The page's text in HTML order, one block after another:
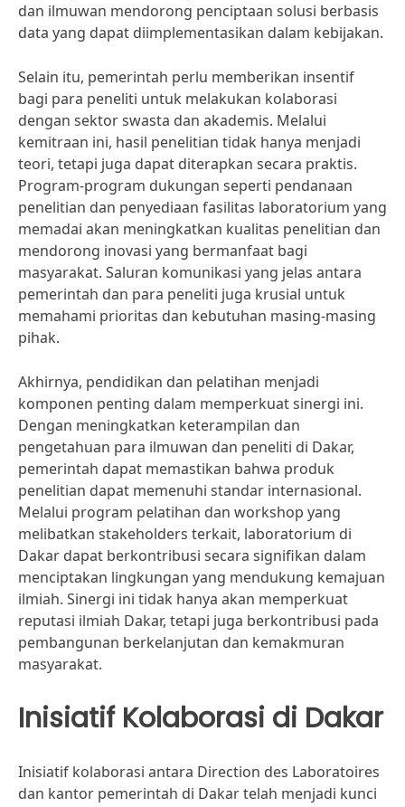
dan ilmuwan mendorong penciptaan solusi berbasis
data yang dapat diimplementasikan dalam kebijakan.
Selain itu, pemerintah perlu memberikan insentif
bagi para peneliti untuk melakukan kolaborasi
dengan sektor swasta dan akademis. Melalui
kemitraan ini, hasil penelitian tidak hanya menjadi
teori, tetapi juga dapat diterapkan secara praktis.
Program-program dukungan seperti pendanaan
penelitian dan penyediaan fasilitas laboratorium yang
memadai akan meningkatkan kualitas penelitian dan
mendorong inovasi yang bermanfaat bagi
masyarakat. Saluran komunikasi yang jelas antara
pemerintah dan para peneliti juga krusial untuk
memahami prioritas dan kebutuhan masing-masing
pihak.
Akhirnya, pendidikan dan pelatihan menjadi
komponen penting dalam memperkuat sinergi ini.
Dengan meningkatkan keterampilan dan
pengetahuan para ilmuwan dan peneliti di Dakar,
pemerintah dapat memastikan bahwa produk
penelitian dapat memenuhi standar internasional.
Melalui program pelatihan dan workshop yang
melibatkan stakeholders terkait, laboratorium di
Dakar dapat berkontribusi secara signifikan dalam
menciptakan lingkungan yang mendukung kemajuan
ilmiah. Sinergi ini tidak hanya akan memperkuat
reputasi ilmiah Dakar, tetapi juga berkontribusi pada
pembangunan berkelanjutan dan kemakmuran
masyarakat.
Inisiatif Kolaborasi di Dakar
Inisiatif kolaborasi antara Direction des Laboratoires
dan kantor pemerintah di Dakar telah menjadi kunci